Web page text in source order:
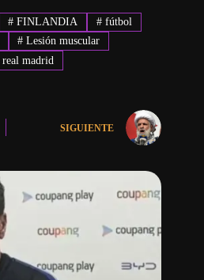
# FINLANDIA # fútbol
# Lesión muscular
real madrid
SIGUIENTE